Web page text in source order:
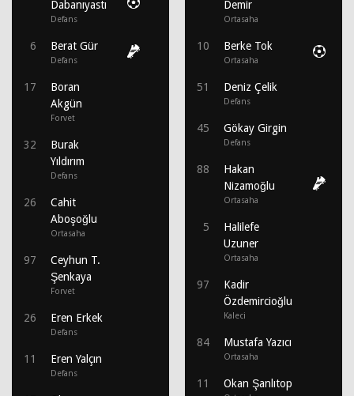
Dabanıyastı
Defans
6 Berat Gür
Defans
17
Boran
Akgün
Forvet
32
Burak
Yıldırım
Defans
26
Cahit
Aboşoğlu
Ortasaha
97
Ceyhun T.
Şenkaya
Forvet
26 Eren Erkek
Defans
11 Eren Yalçın
Defans
Demir
Ortasaha
10 Berke Tok
Ortasaha
51 Deniz Çelik
Defans
45 Gökay Girgin
Defans
88
Hakan
Nizamoğlu
Ortasaha
5
Halilefe
Uzuner
Ortasaha
97
Kadir
Özdemircioğlu
Kaleci
84 Mustafa Yazıcı
Ortasaha
11 Okan Şanlıtop